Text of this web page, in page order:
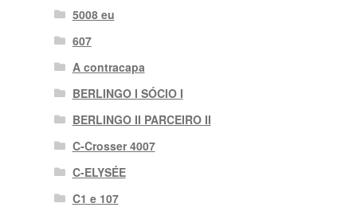
5008 eu
607
A contracapa
BERLINGO I SÓCIO I
BERLINGO II PARCEIRO II
C-Crosser 4007
C-ELYSÉE
C1 e 107